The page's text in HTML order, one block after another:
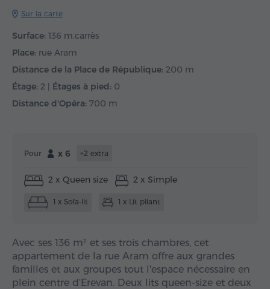
Sur la carte
Surface: 136 m.carrès
Place: rue Aram
Distance de la Place de République: 200 m
Étage: 2 | Étages à pied: 0
Distance d'Opéra: 700 m
Pour x 6 +2 extra
2 x Queen size 2 x Simple
1 x Sofa-lit 1 x Lit pliant
Avec ses 136 m² et ses trois chambres, cet
appartement de la rue Aram offre aux grandes
familles et aux groupes tout l'espace nécessaire en
plein centre d'Erevan. Deux lits queen-size et deux